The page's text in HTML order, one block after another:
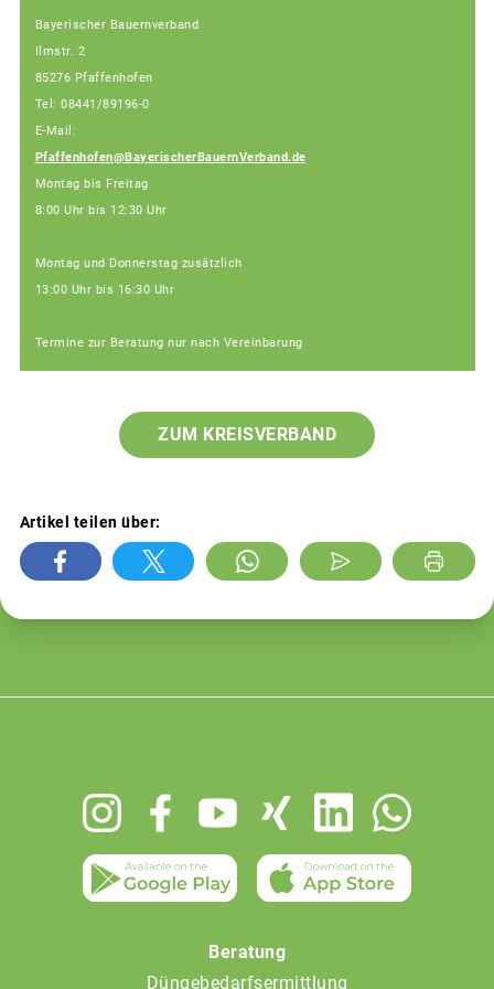
Bayerischer Bauernverband
Ilmstr. 2
85276 Pfaffenhofen
Tel: 08441/89196-0
E-Mail:
Pfaffenhofen@BayerischerBauernVerband.de
Montag bis Freitag
8:00 Uhr bis 12:30 Uhr
Montag und Donnerstag zusätzlich
13:00 Uhr bis 16:30 Uhr
Termine zur Beratung nur nach Vereinbarung
ZUM KREISVERBAND
Artikel teilen über:
Beratung
Düngebedarfsermittlung